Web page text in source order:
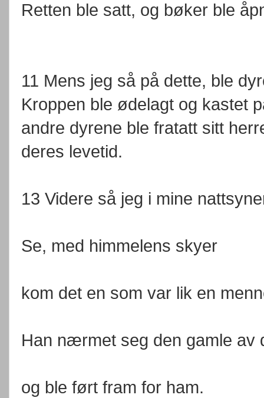
Retten ble satt, og bøker ble
11 Mens jeg så på dette, ble
Kroppen ble ødelagt og kastet
andre dyrene ble fratatt sitt
deres levetid.
13 Videre så jeg i mine
Se, med himmelens skyer
kom det en som var lik en
Han nærmet seg den gamle av
og ble ført fram for ham.